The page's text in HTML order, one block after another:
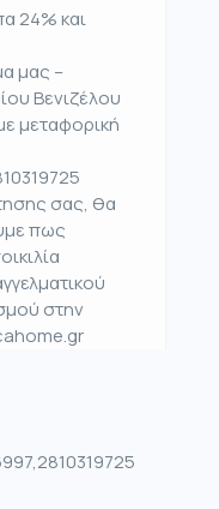
24% και
μας –
Βενιζέλου
μεταφορική
σας, θα
πως
στην